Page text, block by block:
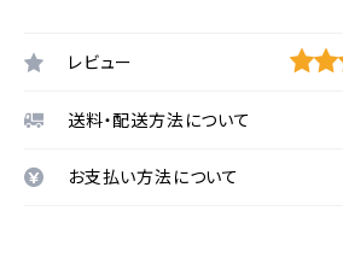
レビュー
送料・配送方法について
お支払い方法について